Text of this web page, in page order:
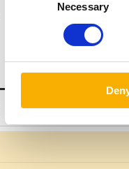
Necessary